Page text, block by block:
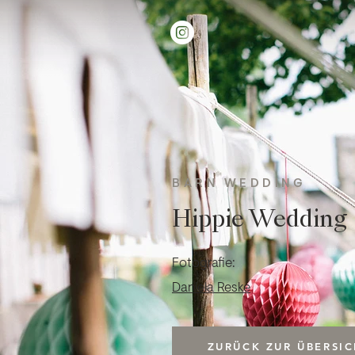
BARN WEDDING
Hippie Wedding
Daniela Reske
Fotografie:
ZURÜCK ZUR